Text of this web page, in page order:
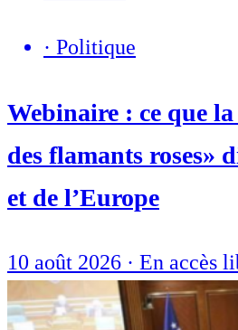
· Politique
Webinaire : ce que
des flamants roses»
et de l’Europe
10 août 2026 · En accès